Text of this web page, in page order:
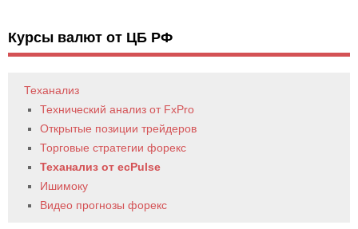
Курсы валют от ЦБ РФ
Теханализ
Технический анализ от FxPro
Открытые позиции трейдеров
Торговые стратегии форекс
Теханализ от ecPulse
Ишимоку
Видео прогнозы форекс